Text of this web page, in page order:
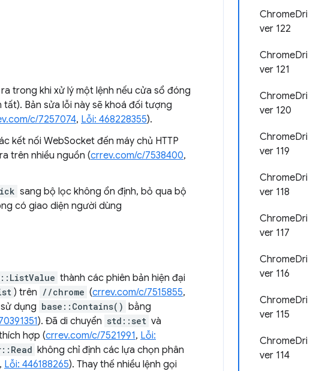
ChromeDri
ver 122
ChromeDri
ver 121
ChromeDri
ver 120
ChromeDri
ver 119
ChromeDri
ver 118
ChromeDri
ver 117
ChromeDri
ver 116
ChromeDri
ver 115
ChromeDri
ver 114
trong khi xử lý một lệnh nếu cửa sổ đóng
Bản sửa lỗi này sẽ khoá đối tượng
c/7257074, Lỗi: 468228355).
kết nối WebSocket đến máy chủ HTTP
trên nhiều nguồn (crrev.com/c/7538400,
sang bộ lọc không ổn định, bỏ qua bộ
có giao diện người dùng
thành các phiên bản hiện đại
) trên //chrome (crrev.com/c/7515855,
dụng base::Contains() bằng
). Đã di chuyển std::set và
hợp (crrev.com/c/7521991, Lỗi:
không chỉ định các lựa chọn phân
, Lỗi: 446188265). Thay thế nhiều lệnh gọi